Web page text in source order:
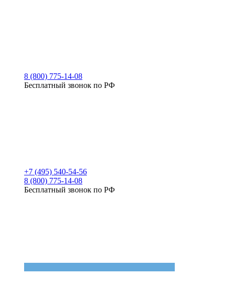
8 (800) 775-14-08
Бесплатный звонок по РФ
+7 (495) 540-54-56
8 (800) 775-14-08
Бесплатный звонок по РФ